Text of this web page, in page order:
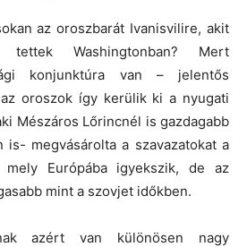
az oroszbarát Ivanisvilire, akit
tettek Washingtonban? Mert
konjunktúra van – jelentős
oroszok így kerülik ki a nyugati
Mészáros Lőrincnél is gazdagabb
is- megvásárolta a szavazatokat a
mely Európába igyekszik, de az
mint a szovjet időkben.
azért van különösen nagy